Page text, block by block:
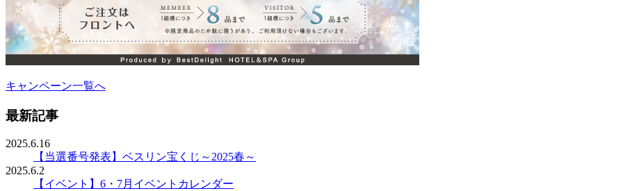
キャンペーン一覧へ
最新記事
2025.6.16
【当選番号発表】ベスリン宝くじ～2025春～
2025.6.2
【イベント】6・7月イベントカレンダー